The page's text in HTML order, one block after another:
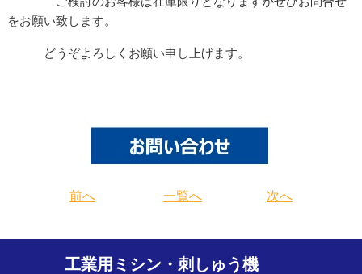
をお願い致します。
どうぞよろしくお願い申し上げます。
前へ 一覧へ 次へ
工業用ミシン・刺しゅう機